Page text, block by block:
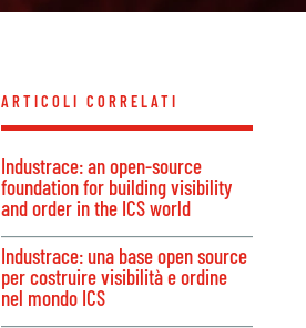
ARTICOLI CORRELATI
Industrace: an open-source
foundation for building visibility
and order in the ICS world
Industrace: una base open source
per costruire visibilità e ordine
nel mondo ICS